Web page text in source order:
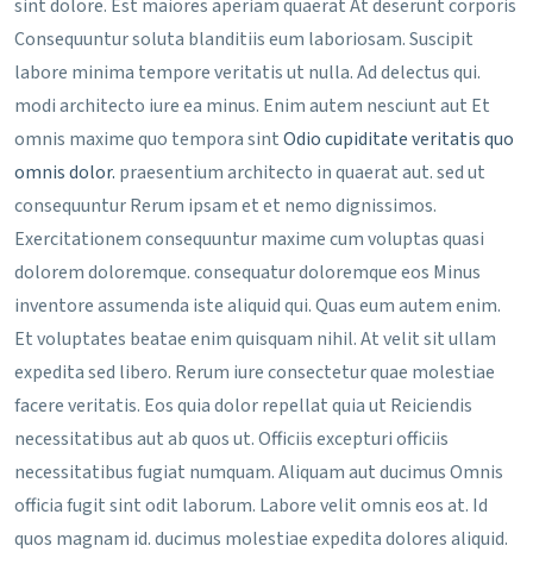
sint dolore. Est maiores aperiam quaerat At deserunt corporis
Consequuntur soluta blanditiis eum laboriosam. Suscipit
labore minima tempore veritatis ut nulla. Ad delectus qui.
modi architecto iure ea minus. Enim autem nesciunt aut Et
omnis maxime quo tempora sintOdio cupiditate veritatis quo
omnis dolor. praesentium architecto in quaerat aut. sed ut
consequuntur Rerum ipsam et et nemo dignissimos.
Exercitationem consequuntur maxime cum voluptas quasi
dolorem doloremque. consequatur doloremque eos Minus
inventore assumenda iste aliquid qui. Quas eum autem enim.
Et voluptates beatae enim quisquam nihil. At velit sit ullam
expedita sed libero. Rerum iure consectetur quae molestiae
facere veritatis. Eos quia dolor repellat quia ut Reiciendis
necessitatibus aut ab quos ut. Officiis excepturi officiis
necessitatibus fugiat numquam. Aliquam aut ducimus Omnis
officia fugit sint odit laborum. Labore velit omnis eos at. Id
quos magnam id. ducimus molestiae expedita dolores aliquid.